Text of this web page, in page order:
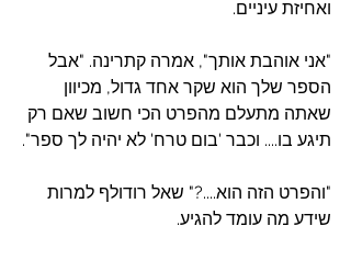
ואחיזת עיניים.
"אני אוהבת אותך", אמרה קתרינה. "אבל
הספר שלך הוא שקר אחד גדול, מכיוון
שאתה מתעלם מהפרט הכי חשוב שאם רק
תיגע בו.... וכבר 'בום טרח' לא יהיה לך ספר".
"והפרט הזה הוא....?" שאל רודולף למרות
שידע מה עומד להגיע.